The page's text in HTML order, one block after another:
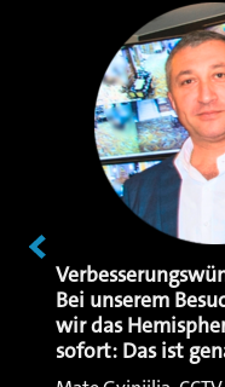
Bei unserem
wir das
sofort: Das ist